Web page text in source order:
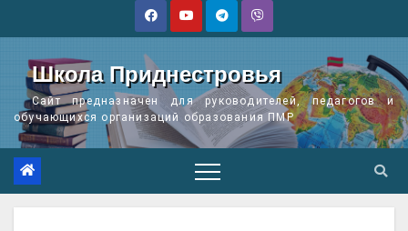
Школа Приднестровья
Сайт предназначен для руководителей, педагогов и
обучающихся организаций образования ПМР